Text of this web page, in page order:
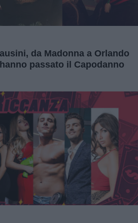
da Madonna a Orlando
passato il Capodanno